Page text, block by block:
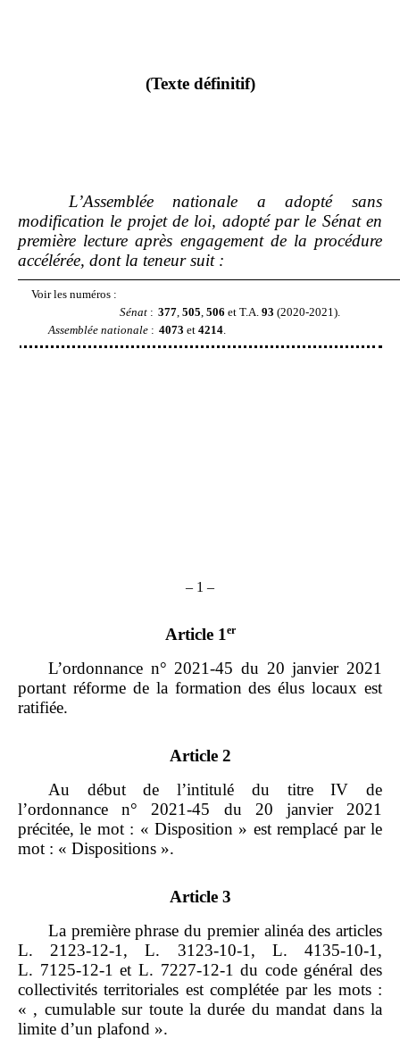
(Texte définitif)
L’Assemblée nationale a adopté sans
modification le projet de loi, adopté par le Sénat en
première lecture après engagement de la procédure
accélérée, dont la teneur suit :
Voir les numéros :
Sénat : 377 ,505 506 et T.A.93(2020-2021).
Assemblée nationale : 4073 et 4214.
– 1 –
Article 1er
L’ordonnance n° 2021‑45 du 20 janvier 2021
portant réforme de la formation des élus locaux est
ratifiée.
Article 2
Au début de l’intitulé du titre IV de
l’ordonnance n° 2021‑45 du 20 janvier 2021
précitée, le mot : « Disposition » est remplacé par le
mot : « Dispositions ».
Article 3
La première phrase du premier alinéa des articles
L. 2123‑12‑1, L. 3123‑10‑1, L. 4135‑10‑1,
L. 7125‑12‑1 et L. 7227‑12‑1 du code général des
collectivités territoriales est complétée par les mots :
« , cumulable sur toute la durée du mandat dans la
limite d’un plafond ».